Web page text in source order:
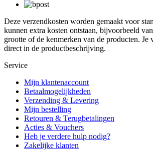
Deze verzendkosten worden gemaakt voor
kunnen extra kosten ontstaan, bijvoorbeeld
grootte of de kenmerken van de producten. Je
direct in de productbeschrijving.
Service
Mijn klantenaccount
Betaalmogelijkheden
Verzending & Levering
Mijn bestelling
Retouren & Terugbetalingen
Acties & Vouchers
Heb je verdere hulp nodig?
Zakelijke klanten